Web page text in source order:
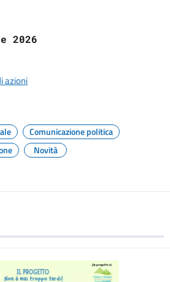
2026
azioni
Comunicazione politica
Novità